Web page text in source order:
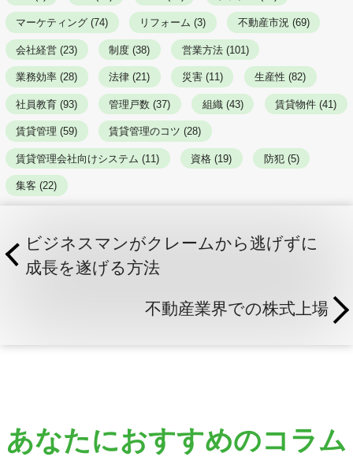
マーケティング (74) リフォーム (3) 不動産市況 (69)
会社経営 (23) 制度 (38) 営業方法 (101)
業務効率 (28) 法律 (21) 災害 (11) 生産性 (82)
社員教育 (93) 管理戸数 (37) 組織 (43) 賃貸物件 (41)
賃貸管理 (59) 賃貸管理のコツ (28)
賃貸管理会社向けシステム (11) 資格 (19) 防犯 (5)
集客 (22)
ビジネスマンがクレームから逃げずに
成長を遂げる方法
不動産業界での株式上場
あなたにおすすめのコラム